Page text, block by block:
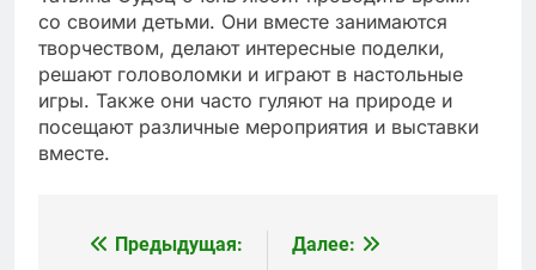
со своими детьми. Они вместе занимаются
творчеством, делают интересные поделки,
решают головоломки и играют в настольные
игры. Также они часто гуляют на природе и
посещают различные мероприятия и выставки
вместе.
Навигация
Предыдущая: Далее: